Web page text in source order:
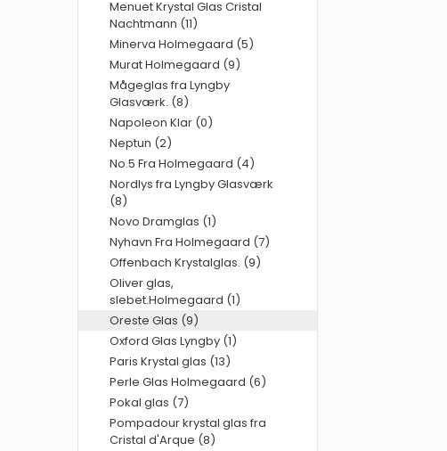
Menuet Krystal Glas Cristal
Nachtmann (11)
Minerva Holmegaard (5)
Murat Holmegaard (9)
Mågeglas fra Lyngby
Glasværk. (8)
Napoleon Klar (0)
Neptun (2)
No.5 Fra Holmegaard (4)
Nordlys fra Lyngby Glasværk
(8)
Novo Dramglas (1)
Nyhavn Fra Holmegaard (7)
Offenbach Krystalglas. (9)
Oliver glas,
slebet.Holmegaard (1)
Oreste Glas (9)
Oxford Glas Lyngby (1)
Paris Krystal glas (13)
Perle Glas Holmegaard (6)
Pokal glas (7)
Pompadour krystal glas fra
Cristal d'Arque (8)